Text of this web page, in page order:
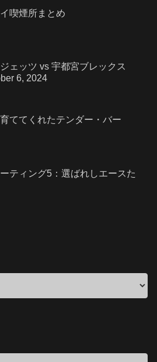
喫煙所まとめ
ェッツ vs 宇都宮ブレックス
6, 2024
ててくれたテンダー・バー
ティング5：選ばれしエースた